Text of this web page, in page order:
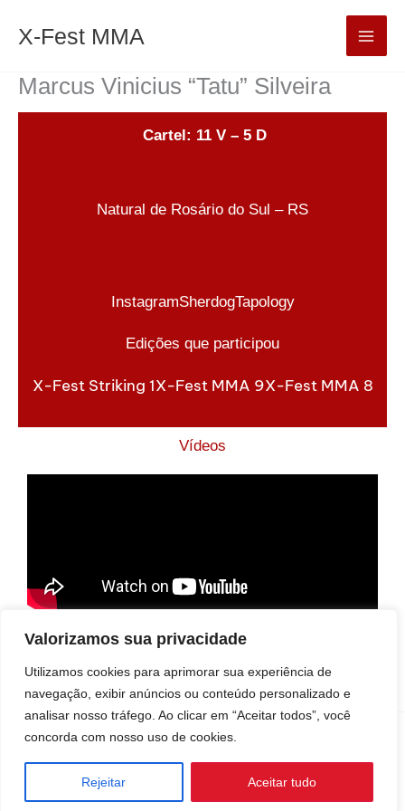
Valorizamos sua privacidade
Utilizamos cookies para aprimorar sua experiência de
navegação, exibir anúncios ou conteúdo personalizado e
analisar nosso tráfego. Ao clicar em “Aceitar todos”, você
concorda com nosso uso de cookies.
Rejeitar Aceitar tudo
para
conteúdo
X-Fest MMA
Marcus Vinicius “Tatu” Silveira
Cartel: 11 V – 5 D
Natural de Rosário do Sul – RS
InstagramSherdogTapology
Edições que participou
X-Fest Striking 1X-Fest MMA 9X-Fest MMA 8
Vídeos
Voltar a página inicial
Copyright © 2008 - 2026 by X-Fest MMA